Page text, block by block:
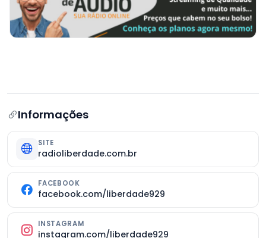
Informações
SITE
radioliberdade.com.br
FACEBOOK
facebook.com/liberdade929
INSTAGRAM
instagram.com/liberdade929